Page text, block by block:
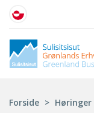
Forside > Høringer